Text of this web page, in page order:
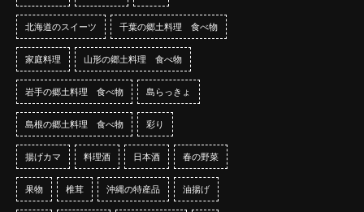
北海道のスイーツ 千葉の郷土料理 食べ物
家庭料理 山形の郷土料理 食べ物
岩手の郷土料理 食べ物 島らっきょ
島根の郷土料理 食べ物 彩り
揚げカマ 料理酒 日本酒 春の野菜
果物 椎茸 沖縄の特産品 油揚げ